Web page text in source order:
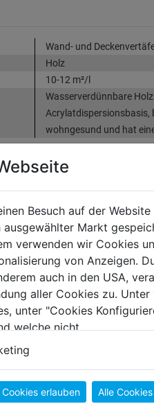
Wand- und
Holz
10-12 m²/l
Wasserverdünnbare
Acrylatdispersionsbasis,
wohngesund und hat
Besuch auf der Website
Markt
verwenden wir Cookies
von Anzeigen.
auch in den USA,
aller Cookies zu. Unter
unter "Cookies
welche nicht.
erlauben Alle